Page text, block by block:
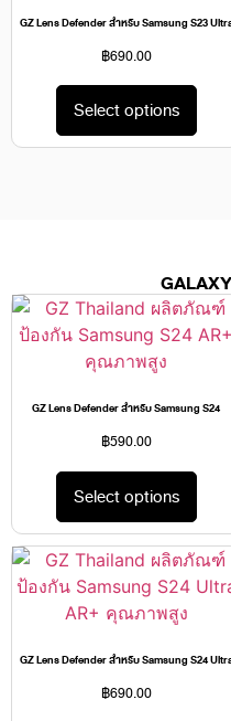
GZ Lens Defender สำหรับ Samsung S23
฿690.00
Select options
GZ Lens Defender สำหรับ Samsung S24
฿590.00
Select options
GZ Lens Defender สำหรับ Samsung S24
฿690.00